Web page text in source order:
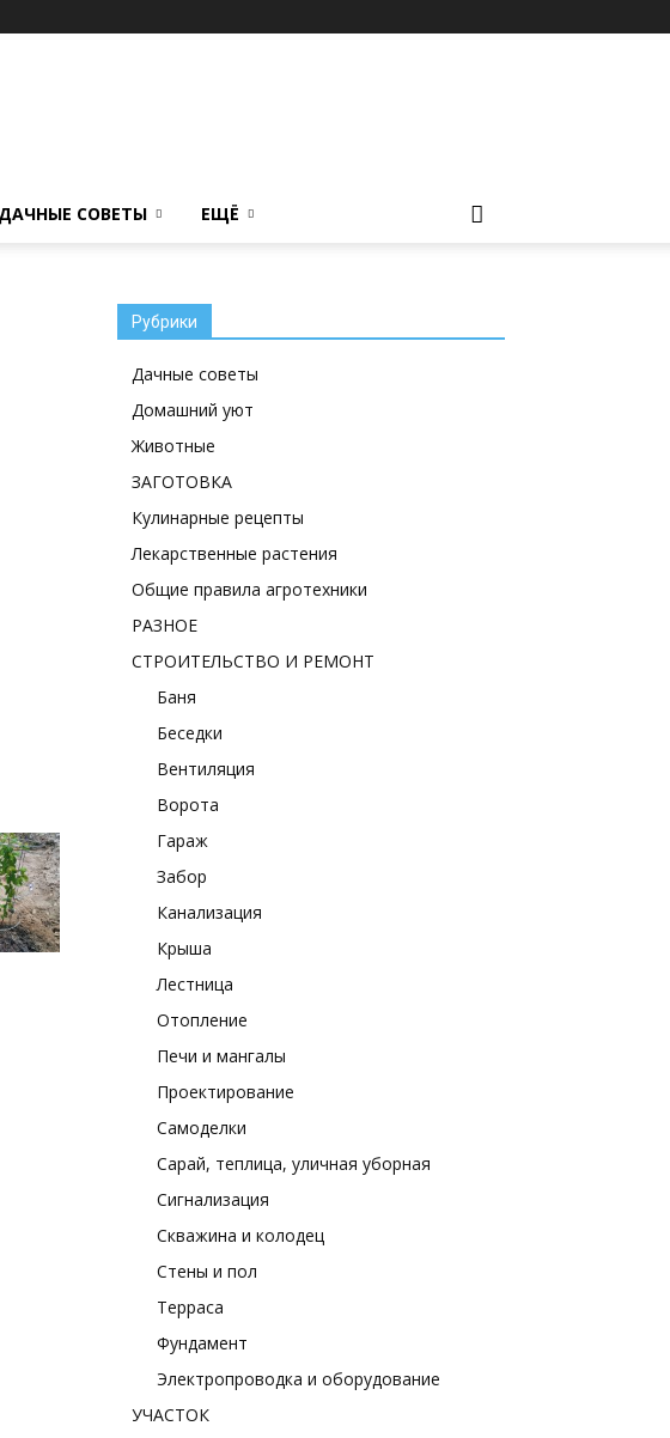
ДАЧНЫЕ СОВЕТЫ ЕЩЁ
Рубрики
Дачные советы
Домашний уют
Животные
ЗАГОТОВКА
Кулинарные рецепты
Лекарственные растения
Общие правила агротехники
РАЗНОЕ
СТРОИТЕЛЬСТВО И РЕМОНТ
Баня
Беседки
Вентиляция
Ворота
Гараж
Забор
Канализация
Крыша
Лестница
Отопление
Печи и мангалы
Проектирование
Самоделки
Сарай, теплица, уличная уборная
Сигнализация
Скважина и колодец
Стены и пол
Терраса
Фундамент
Электропроводка и оборудование
УЧАСТОК